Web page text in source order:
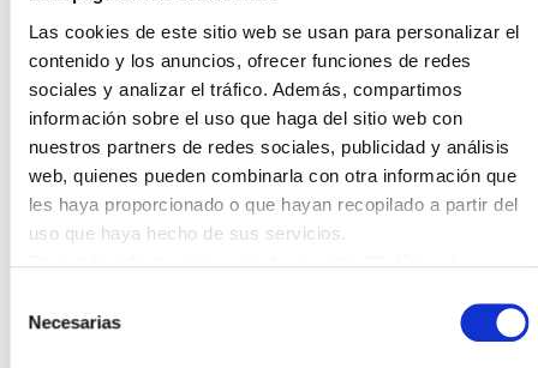
Las cookies de este sitio web se usan para personalizar el
contenido y los anuncios, ofrecer funciones de redes
sociales y analizar el tráfico. Además, compartimos
información sobre el uso que haga del sitio web con
nuestros partners de redes sociales, publicidad y análisis
web, quienes pueden combinarla con otra información que
les haya proporcionado o que hayan recopilado a partir del
uso que haya hecho de sus servicios.
Necesarias
con la parrilla adaptable a las diferentes
tipologías de módulo (lo que le proporciona una
gran versatilidad) y de alta precisión que, en
combinación con un trazador automático de
curvas I-V, permiten analizar la respuesta
eléctrica de los módulos CPV en condiciones
reales de funcionamiento. Además, al mismo
tiempo, es posible monitorizar la temperatura
completamente equipada existente en el
emplazamiento. Todo este equipamiento nos